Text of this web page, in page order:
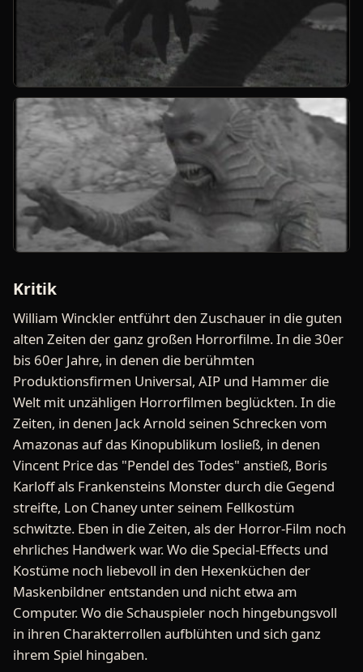
Kritik
William Winckler entführt den Zuschauer in die guten
alten Zeiten der ganz großen Horrorfilme. In die 30er
bis 60er Jahre, in denen die berühmten
Produktionsfirmen Universal, AIP und Hammer die
Welt mit unzähligen Horrorfilmen beglückten. In die
Zeiten, in denen Jack Arnold seinen Schrecken vom
Amazonas auf das Kinopublikum losließ, in denen
Vincent Price das "Pendel des Todes" anstieß, Boris
Karloff als Frankensteins Monster durch die Gegend
streifte, Lon Chaney unter seinem Fellkostüm
schwitzte. Eben in die Zeiten, als der Horror-Film noch
ehrliches Handwerk war. Wo die Special-Effects und
Kostüme noch liebevoll in den Hexenküchen der
Maskenbildner entstanden und nicht etwa am
Computer. Wo die Schauspieler noch hingebungsvoll
in ihren Charakterrollen aufblühten und sich ganz
ihrem Spiel hingaben.